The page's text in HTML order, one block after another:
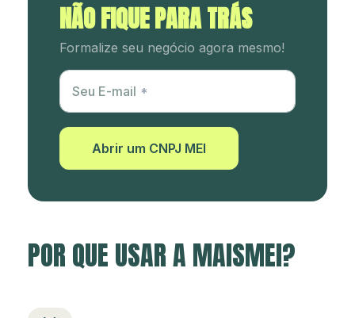
NÃO FIQUE PARA TRÁS
Formalize seu negócio agora mesmo!
Utm Content
Seu E-mail
Abrir um CNPJ MEI
POR QUE USAR A MAISMEI?